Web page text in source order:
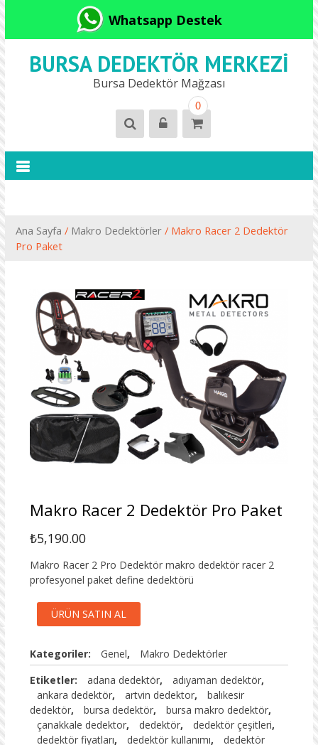
Whatsapp Destek
BURSA DEDEKTÖR MERKEZI
Bursa Dedektör Mağzası
0
Ana Sayfa / Makro Dedektörler/ Makro Racer 2 Dedektör
Pro Paket
Makro Racer 2 Dedektör Pro Paket
₺5,190.00
Makro Racer 2 Pro Dedektör makro dedektör racer 2
profesyonel paket define dedektörü
ÜRÜN SATIN AL
Kategoriler: Genel,
Makro Dedektörler
Etiketler:
adana dedektör, adıyaman dedektör,
ankara dedektör, artvin dedektor,
balıkesir
dedektör, bursa dedektör, bursa makro dedektör,
çanakkale dedektor, dedektör, dedektör çeşitleri,
dedektör fiyatları, dedektör kullanımı,
dedektör